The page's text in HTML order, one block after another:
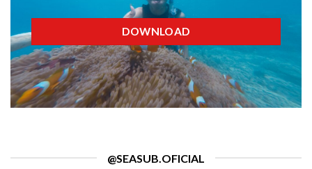
DOWNLOAD
@SEASUB.OFICIAL